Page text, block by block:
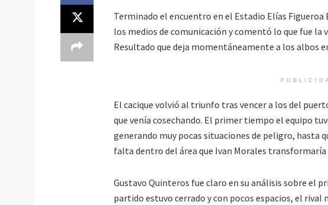
Terminado el encuentro en el Estadio Elías
los medios de comunicación y comentó lo que fue
Resultado que deja momentáneamente a los albos
El cacique volvió al triunfo tras vencer a los del
que venía cosechando. El primer tiempo el equipo
generando muy pocas situaciones de peligro, hasta
falta dentro del área que Ivan Morales transformaría
Gustavo Quinteros fue claro en su análisis sobre el
partido estuvo cerrado y con pocos espacios, el